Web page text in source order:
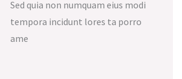
Sed quia non numquam eius modi
tempora incidunt lores ta porro
ame